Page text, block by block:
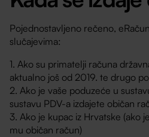
Pojednostavljeno rečeno,
slučajevima:
1. Ako su primatelji računa
aktualno još od 2019. te drugo
2. Ako je vaše poduzeće u
sustavu PDV-a izdajete običan
3. Ako je kupac iz Hrvatske (ako
mu običan račun)